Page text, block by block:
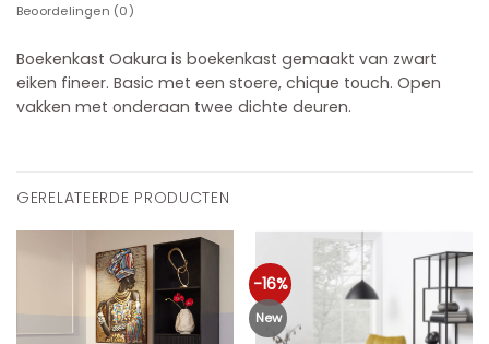
Beoordelingen (0)
Boekenkast Oakura is boekenkast gemaakt van zwart
eiken fineer. Basic met een stoere, chique touch. Open
vakken met onderaan twee dichte deuren.
GERELATEERDE PRODUCTEN
-16%
New